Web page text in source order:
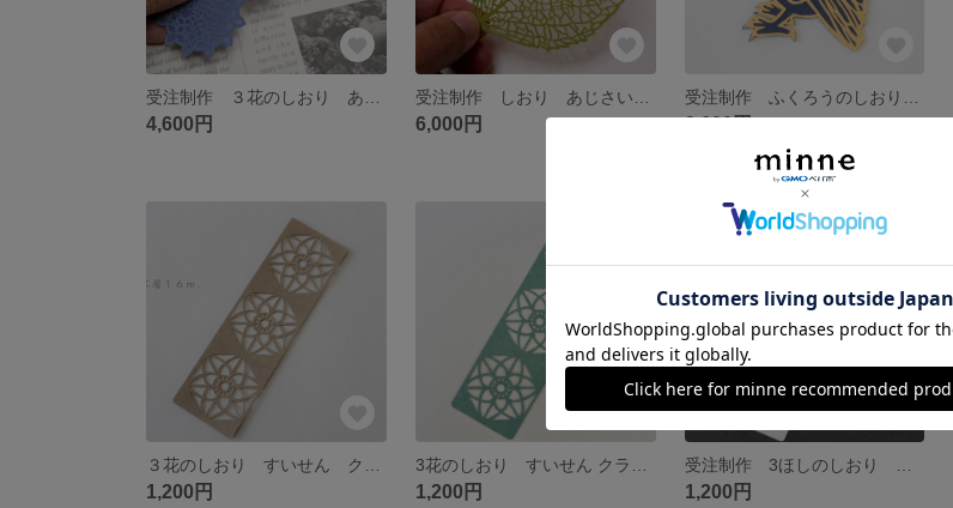
4,600円 6,000円 2,600円
1,200円 1,200円 1,200円